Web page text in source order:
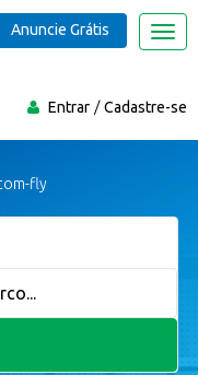
Entrar Cadastre-se
Anuncie Grátis
fly